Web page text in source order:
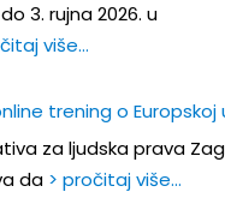
do 3. rujna 2026. u
više…
trening o Europskoj
za ljudska prava
da > pročitaj više…